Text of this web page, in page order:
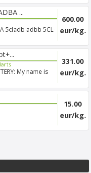
...
5cladb adbb 5CL-
600.00
eur/kg.
My name is
331.00
eur/kg.
15.00
eur/kg.